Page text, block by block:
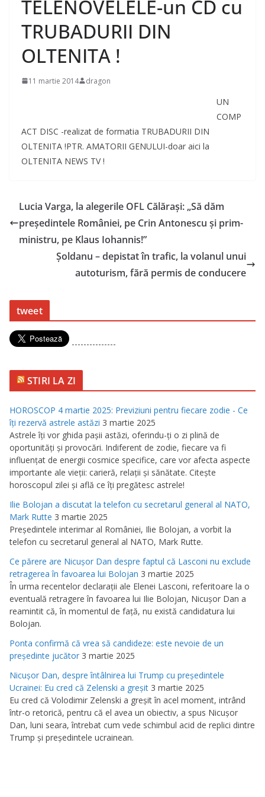
TELENOVELELE-un CD cu
TRUBADURII DIN
OLTENITA !
11 martie 2014 dragon
UN
COMP
ACT DISC -realizat de formatia TRUBADURII DIN
OLTENITA !PTR. AMATORII GENULUI-doar aici la
OLTENITA NEWS TV !
Lucia Varga, la alegerile OFL Călăraşi: „Să dăm
preşedintele României, pe Crin Antonescu şi prim-
ministru, pe Klaus Iohannis!”
Şoldanu – depistat în trafic, la volanul unui
autoturism, fără permis de conducere
tweet
---------------
STIRI LA ZI
HOROSCOP 4 martie 2025: Previziuni pentru fiecare zodie - Ce
îţi rezervă astrele astăzi 3 martie 2025
Astrele îţi vor ghida paşii astăzi, oferindu-ţi o zi plină de
oportunităţi şi provocări. Indiferent de zodie, fiecare va fi
influenţat de energii cosmice specifice, care vor afecta aspecte
importante ale vieţii: carieră, relaţii şi sănătate. Citeşte
horoscopul zilei şi află ce îţi pregătesc astrele!
Ilie Bolojan a discutat la telefon cu secretarul general al NATO,
Mark Rutte 3 martie 2025
Preşedintele interimar al României, Ilie Bolojan, a vorbit la
telefon cu secretarul general al NATO, Mark Rutte.
Ce părere are Nicuşor Dan despre faptul că Lasconi nu exclude
retragerea în favoarea lui Bolojan 3 martie 2025
În urma recentelor declaraţii ale Elenei Lasconi, referitoare la o
eventuală retragere în favoarea lui Ilie Bolojan, Nicuşor Dan a
reamintit că, în momentul de faţă, nu există candidatura lui
Bolojan.
Ponta confirmă că vrea să candideze: este nevoie de un
preşedinte jucător 3 martie 2025
Nicuşor Dan, despre întâlnirea lui Trump cu preşedintele
Ucrainei: Eu cred că Zelenski a greşit 3 martie 2025
Eu cred că Volodimir Zelenski a greşit în acel moment, intrând
într-o retorică, pentru că el avea un obiectiv, a spus Nicuşor
Dan, luni seara, întrebat cum vede schimbul acid de replici dintre
Trump şi preşedintele ucrainean.